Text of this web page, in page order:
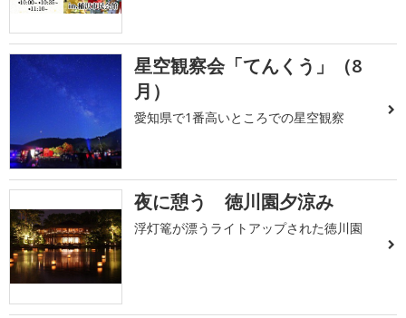
星空観察会「てんくう」（8
月）
愛知県で1番高いところでの星空観察
夜に憩う 徳川園夕涼み
浮灯篭が漂うライトアップされた徳川園